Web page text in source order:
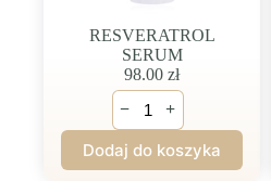
RESVERATROL
SERUM
98.00 zł
ilość
RESVERATROL
SERUM
− +
Dodaj do koszyka